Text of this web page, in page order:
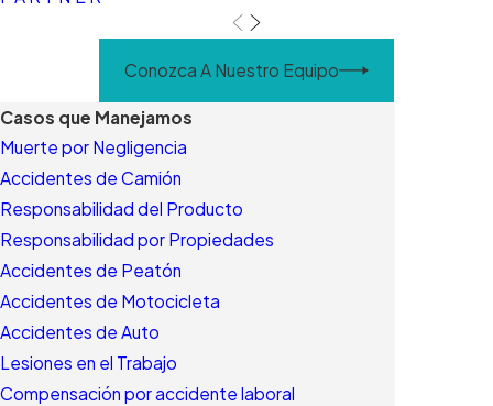
Conozca A Nuestro Equipo
Casos que Manejamos
Muerte por Negligencia
Accidentes de Camión
Responsabilidad del Producto
Responsabilidad por Propiedades
Accidentes de Peatón
Accidentes de Motocicleta
Accidentes de Auto
Lesiones en el Trabajo
Compensación por accidente laboral